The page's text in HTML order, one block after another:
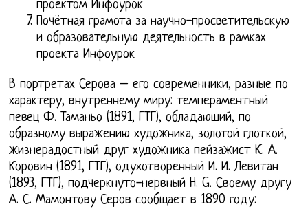
проектом Инфоурок
Почётная грамота за научно-просветительскую
и образовательную деятельность в рамках
проекта Инфоурок
В портретах Серова – его современники, разные по
характеру, внутреннему миру: темпераментный
певец Ф. Таманьо (1891, ГТГ), обладающий, по
образному выражению художника, золотой глоткой,
жизнерадостный друг художника пейзажист К. А.
Коровин (1891, ГТГ), одухотворенный И. И. Левитан
(1893, ГТГ), подчеркнуто-нервный Н. G. Своему другу
А. С. Мамонтову Серов сообщает в 1890 году: